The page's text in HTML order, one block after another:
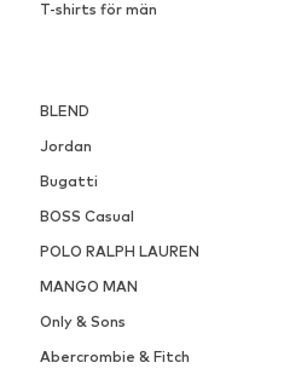
T-shirts för män
BLEND
Jordan
Bugatti
BOSS Casual
POLO RALPH LAUREN
MANGO MAN
Only & Sons
Abercrombie & Fitch